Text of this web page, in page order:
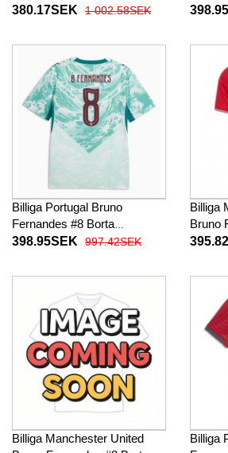
Barnkläder Tredje
27 Kortärmad (+ Korta byxor)
380.17SEK 1 002.58SEK
Billiga Portugal Bruno
Fernandes #8 Borta
fotbollskläder VM 2026
398.95SEK 997.42SEK
Billiga
Bruno
Billiga Manchester United
Billiga